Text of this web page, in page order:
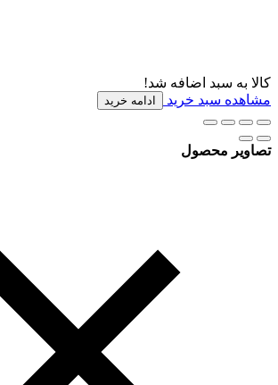
کالا به سبد اضافه شد!
مشاهده سبد خرید
ادامه خرید
تصاویر محصول